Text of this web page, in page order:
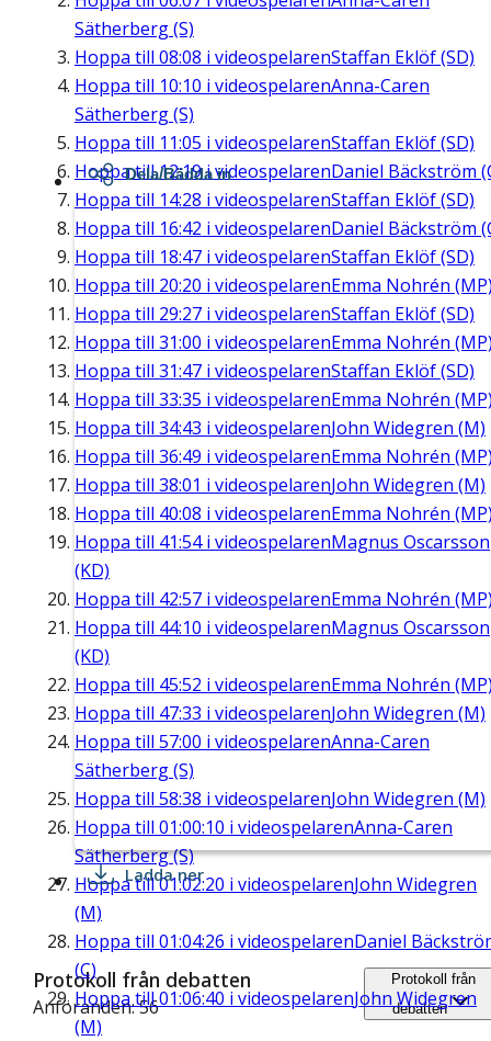
Sätherberg (S)
Hoppa till 08:08 i videospelarenStaffan Eklöf (SD)
Hoppa till 10:10 i videospelarenAnna-Caren
Sätherberg (S)
Hoppa till 11:05 i videospelarenStaffan Eklöf (SD)
Hoppa till12:19i videospelarenDaniel Bäckström
Hoppa till 14:28 i videospelarenStaffan Eklöf (SD)
Hoppa till 16:42 i videospelarenDaniel Bäckström
Hoppa till 18:47 i videospelarenStaffan Eklöf (SD)
Hoppa till 20:20 i videospelarenEmma Nohrén
Hoppa till 29:27 i videospelarenStaffan Eklöf (SD)
Hoppa till 31:00 i videospelarenEmma Nohrén
Hoppa till 31:47 i videospelarenStaffan Eklöf (SD)
Hoppa till 33:35 i videospelarenEmma Nohrén
Hoppa till 34:43 i videospelarenJohn Widegren (M)
Hoppa till 36:49 i videospelarenEmma Nohrén
Hoppa till 38:01 i videospelarenJohn Widegren (M)
Hoppa till 40:08 i videospelarenEmma Nohrén
Hoppa till 41:54i videospelarenMagnus Oscarsson
(KD)
Hoppa till 42:57 i videospelarenEmma Nohrén
Hoppa till 44:10 i videospelarenMagnus Oscarsson
(KD)
Hoppa till 45:52 i videospelarenEmma Nohrén
Hoppa till 47:33 i videospelarenJohn Widegren (M)
Hoppa till 57:00 i videospelarenAnna-Caren
Sätherberg (S)
Hoppa till 58:38 i videospelarenJohn Widegren (M)
Hoppa till 01:00:10 i videospelarenAnna-Caren
Sätherberg (S)
Hoppa till01:02:20 i videospelarenJohn Widegren
(M)
Hoppa till 01:04:26 i videospelarenDaniel
(C)
Hoppa till01:06:40 i videospelarenJohn Widegren
(M)
Dela/Bädda in
Ladda ner
Protokoll från debatten
Anföranden: 56
Protokoll från
debatten